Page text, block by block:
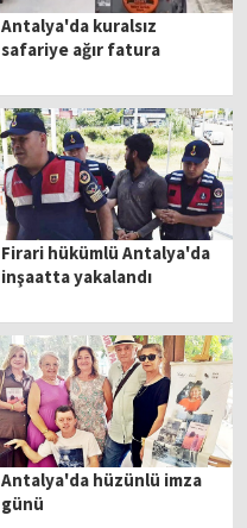
Antalya'da kuralsız
safariye ağır fatura
Firari hükümlü Antalya'da
inşaatta yakalandı
Antalya'da hüzünlü imza
günü